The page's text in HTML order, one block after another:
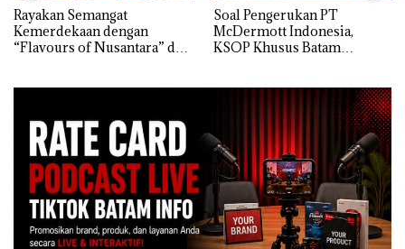
Rayakan Semangat
Kemerdekaan dengan
“Flavours of Nusantara” di
‎Soal Pengerukan PT
McDermott Indonesia,
KSOP Khusus Batam